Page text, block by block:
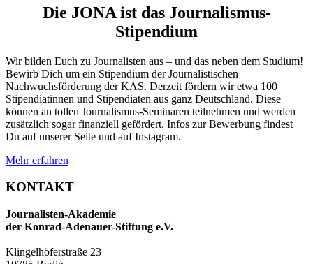
Die JONA ist das Journalismus-
Stipendium
Wir bilden Euch zu Journalisten aus – und das neben dem Studium!
Bewirb Dich um ein Stipendium der Journalistischen
Nachwuchsförderung der KAS. Derzeit fördern wir etwa 100
Stipendiatinnen und Stipendiaten aus ganz Deutschland. Diese
können an tollen Journalismus-Seminaren teilnehmen und werden
zusätzlich sogar finanziell gefördert. Infos zur Bewerbung findest
Du auf unserer Seite und auf Instagram.
Mehr erfahren
KONTAKT
Journalisten-Akademie
der Konrad-Adenauer-Stiftung e.V.
Klingelhöferstraße 23